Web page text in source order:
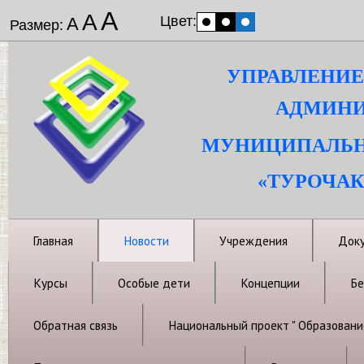
Размер: ААА Цвет:
Главная Новости Учреждения
Курсы Особые дети Концепции
Обратная связь Национальный проект "